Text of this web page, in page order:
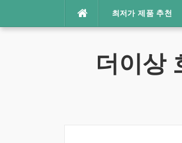
최저가 제품 추천
더이상